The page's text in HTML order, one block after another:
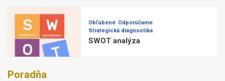
Obľúbené Odporúčame
Strategická diagnostika
SWOT analýza
Poradňa